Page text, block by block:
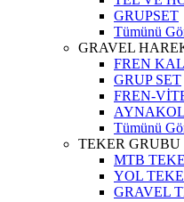
GRUPSET
Tümünü
GRAVEL
FREN
GRUP SET
FREN-
AYNAKOL
Tümünü
TEKER GRUBU
MTB
YOL
GRAVEL